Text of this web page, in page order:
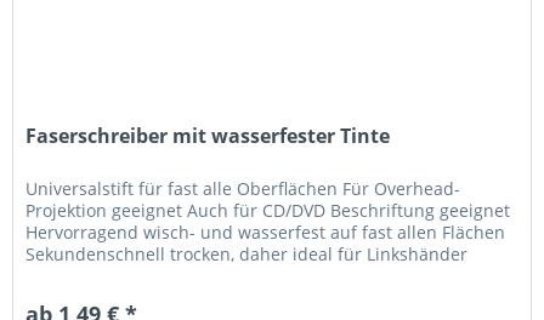
Faserschreiber mit wasserfester Tinte
Universalstift für fast alle Oberflächen Für Overhead-
Projektion geeignet Auch für CD/DVD Beschriftung geeignet
Hervorragend wisch- und wasserfest auf fast allen Flächen
Sekundenschnell trocken, daher ideal für Linkshänder